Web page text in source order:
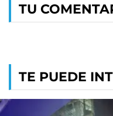
TU
TE PUEDE